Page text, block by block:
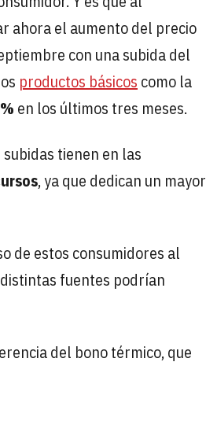
ahora el aumento del precio
con una subida del
productos básicos como la
en los últimos tres meses.
tienen en las
, ya que dedican un mayor
de estos consumidores al
fuentes podrían
del bono térmico, que